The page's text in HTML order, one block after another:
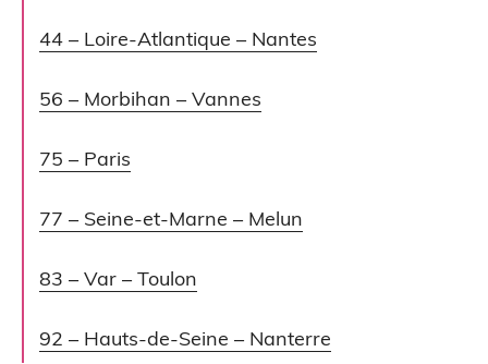
44 – Loire-Atlantique – Nantes
56 – Morbihan – Vannes
75 – Paris
77 – Seine-et-Marne – Melun
83 – Var – Toulon
92 – Hauts-de-Seine – Nanterre